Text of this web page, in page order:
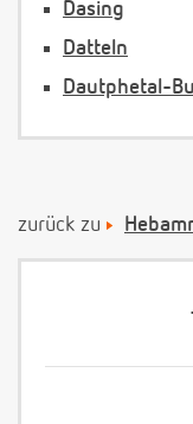
Dasing
Datteln
Dautphetal-
zurück zu